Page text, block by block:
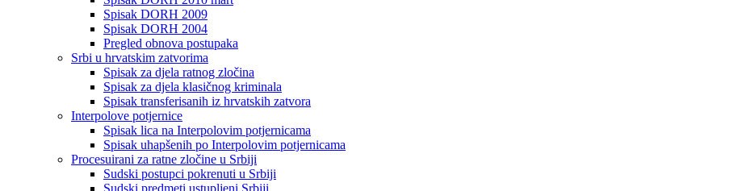
Spisak DORH 2009
Spisak DORH 2004
Pregled obnova postupaka
Srbi u hrvatskim zatvorima
Spisak za djela ratnog zločina
Spisak za djela klasičnog kriminala
Spisak transferisanih iz hrvatskih zatvora
Interpolove potjernice
Spisak lica na Interpolovim potjernicama
Spisak uhapšenih po Interpolovim potjernicama
Procesuirani za ratne zločine u Srbiji
Sudski postupci pokrenuti u Srbiji
Sudski predmeti ustupljeni Srbiji